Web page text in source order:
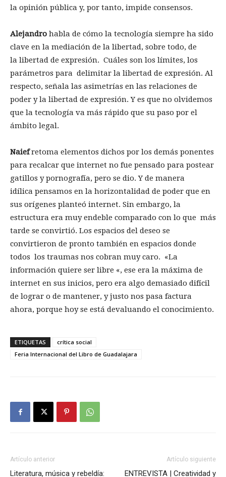
la opinión pública y, por tanto, impide consensos.
Alejandro habla de cómo la tecnología siempre ha sido
clave en la mediación de la libertad, sobre todo, de
la libertad de expresión. Cuáles son los límites, los
parámetros para delimitar la libertad de expresión. Al
respecto, señala las asimetrías en las relaciones de
poder y la libertad de expresión. Y es que no olvidemos
que la tecnología va más rápido que su paso por el
ámbito legal.
Naiefretoma elementos dichos por los demás ponentes
para recalcar que internet no fue pensado para postear
gatillos y pornografía, pero se dio. Y de manera
idílica pensamos en la horizontalidad de poder que en
sus orígenes planteó internet. Sin embargo, la
estructura era muy endeble comparado con lo que más
tarde se convirtió. Los espacios del deseo se
convirtieron de pronto también en espacios donde
todos los traumas nos cobran muy caro. «La
información quiere ser libre «, ese era la máxima de
internet en sus inicios, pero era algo demasiado difícil
de lograr o de mantener, y justo nos pasa factura
ahora, porque hoy se está devaluando el conocimiento.
ETIQUETAS
crítica social
Feria Internacional del Libro de Guadalajara
Artículo anterior
Literatura, música y rebeldía:
Artículo siguiente
ENTREVISTA | Creatividad y